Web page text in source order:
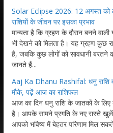
Solar Eclipse 2026: 12 अगस्त को
राशियों के जीवन पर इसका प्रभाव
मान्यता है कि ग्रहण के दौरान बनने वाली
भी देखने को मिलता है। यह ग्रहण कुछ
है, जबकि कुछ लोगों को सावधानी बरतने
जानते हैं...
Aaj Ka Dhanu Rashifal: धनु राशि
मौके, पढ़ें आज का राशिफल
आज का दिन धनु राशि के जातकों के
है। आपके सामने प्रगति के नए रास्ते
आपको भविष्य में बेहतर परिणाम मिल